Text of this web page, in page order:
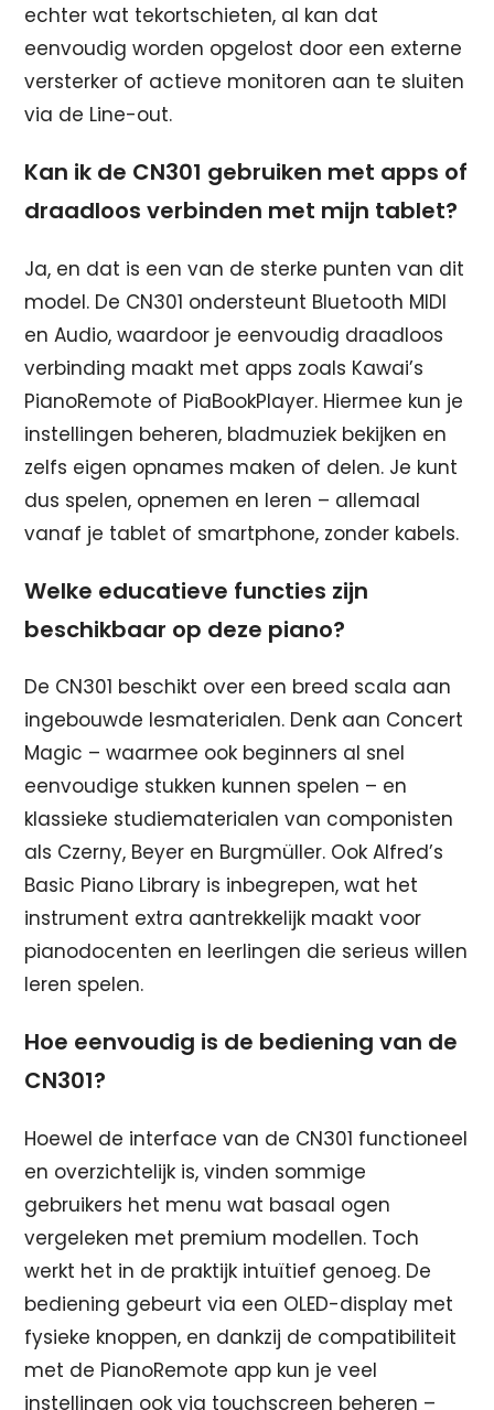
echter wat tekortschieten, al kan dat
eenvoudig worden opgelost door een externe
versterker of actieve monitoren aan te sluiten
via de Line-out.
Kan ik de CN301 gebruiken met apps of
draadloos verbinden met mijn tablet?
Ja, en dat is een van de sterke punten van dit
model. De CN301 ondersteunt Bluetooth MIDI
en Audio, waardoor je eenvoudig draadloos
verbinding maakt met apps zoals Kawai’s
PianoRemote of PiaBookPlayer. Hiermee kun je
instellingen beheren, bladmuziek bekijken en
zelfs eigen opnames maken of delen. Je kunt
dus spelen, opnemen en leren – allemaal
vanaf je tablet of smartphone, zonder kabels.
Welke educatieve functies zijn
beschikbaar op deze piano?
De CN301 beschikt over een breed scala aan
ingebouwde lesmaterialen. Denk aan Concert
Magic – waarmee ook beginners al snel
eenvoudige stukken kunnen spelen – en
klassieke studiematerialen van componisten
als Czerny, Beyer en Burgmüller. Ook Alfred’s
Basic Piano Library is inbegrepen, wat het
instrument extra aantrekkelijk maakt voor
pianodocenten en leerlingen die serieus willen
leren spelen.
Hoe eenvoudig is de bediening van de
CN301?
Hoewel de interface van de CN301 functioneel
en overzichtelijk is, vinden sommige
gebruikers het menu wat basaal ogen
vergeleken met premium modellen. Toch
werkt het in de praktijk intuïtief genoeg. De
bediening gebeurt via een OLED-display met
fysieke knoppen, en dankzij de compatibiliteit
met de PianoRemote app kun je veel
instellingen ook via touchscreen beheren –